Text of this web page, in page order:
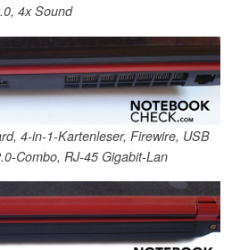
4x Sound
4-in-1-Kartenleser, Firewire, USB
Combo, RJ-45 Gigabit-Lan